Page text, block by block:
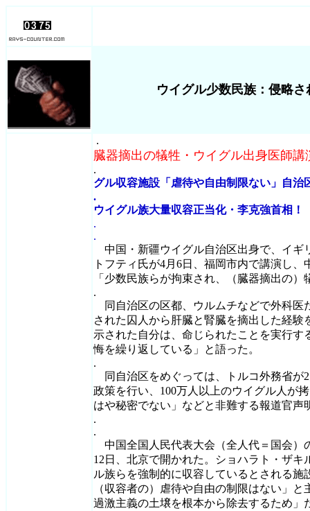
ウイグル少数民族：侵略
.
臓器摘出の犠牲・ウイグル出身医師講
.
グル収容施設「虐待や自由制限ない」自治
.
ウイグル族大量収容正当化・李克強首相！
.
.
中国・新疆ウイグル自治区出身で、イギ
トフティ氏が4月6日、福岡市内で講演し
「少数民族らが拘束され、（臓器摘出の
.
同自治区の区都、ウルムチなどで外科医
された囚人から肝臓と腎臓を摘出した経
示された自分は、命じられたことを実行す
悔を繰り返している」と語った。
.
同自治区をめぐっては、トルコ外務省が
政策を行い、100万人以上のウイグル人が
はや秘密でない」などと非難する報道官声
.
.
中国全国人民代表大会（全人代＝国会）
12日、北京で開かれた。ショハラト・ザ
ル族らを強制的に収容しているとされる
（収容者の）虐待や自由の制限はない」
過激主義の土壌を根本から除去するため」